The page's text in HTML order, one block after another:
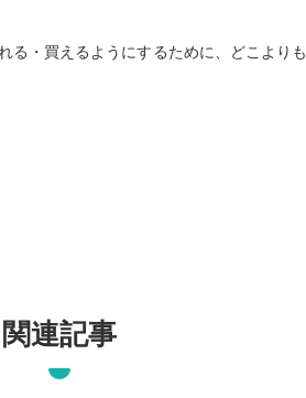
る・買えるようにするために、どこよりも
関連記事